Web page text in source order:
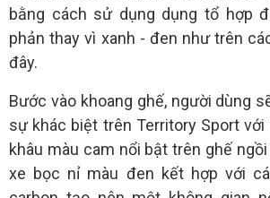
bằng cách sử dụng dụng tổ hợp
phản thay vì xanh - đen như trên
đây.
Bước vào khoang ghế, người dùng
sự khác biệt trên Territory Sport
khâu màu cam nổi bật trên ghế
xe bọc nỉ màu đen kết hợp với